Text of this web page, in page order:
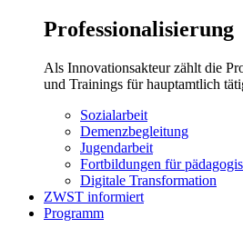
Professionalisierung
Als Innovationsakteur zählt die
und Trainings für hauptamtlich
Sozialarbeit
Demenzbegleitung
Jugendarbeit
Fortbildungen für
Digitale Transformation
ZWST informiert
Programm